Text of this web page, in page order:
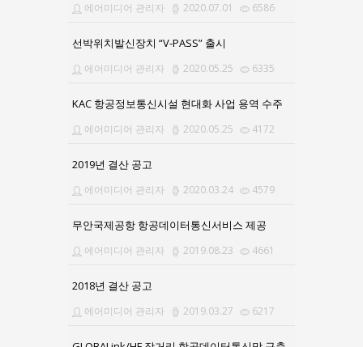
에어미디어 관리자 2020.07.01 6586
선박위치발신장치 “V-PASS” 출시
에어미디어 관리자 2020.05.25 6335
KAC 항공정보통신시설 현대화 사업 용역 수주
에어미디어 관리자 2020.05.25 4172
2019년 결산 공고
에어미디어 관리자 2020.03.24 4579
무안국제공항 항공데이터통신서비스 제공
에어미디어 관리자 2019.08.23 4661
2018년 결산 공고
에어미디어 관리자 2019.03.27 6217